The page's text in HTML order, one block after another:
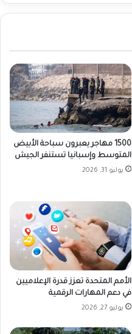
1500 مهاجر يعبرون سباحة الأبيض
المتوسط وإسبانيا تستنفر الجيش
يوليو 31, 2026
الأمم المتحدة تعزز قدرة الإعلاميين
في دعم المهارات الرقمية
يوليو 27, 2026